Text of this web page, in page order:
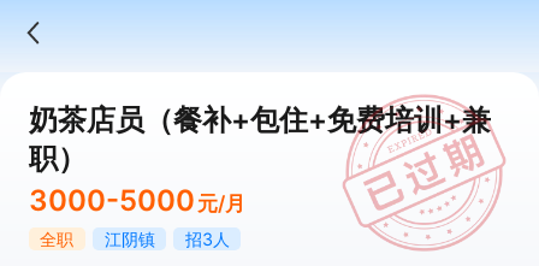
奶茶店员（餐补+包住+免费培训+兼
职）
3000-5000 元/月
全职 江阴镇
招3人